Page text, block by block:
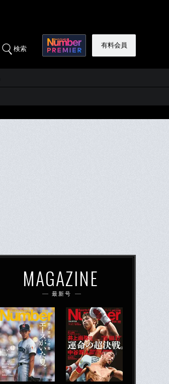
検索 有料会員
MAGAZINE
最新号